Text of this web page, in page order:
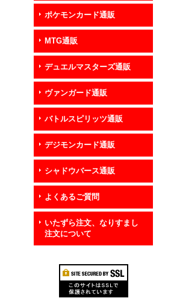
ポケモンカード通販
MTG通販
デュエルマスターズ通販
ヴァンガード通販
バトルスピリッツ通販
デジモンカード通販
シャドウバース通販
よくあるご質問
いたずら注文、なりすまし
注文について